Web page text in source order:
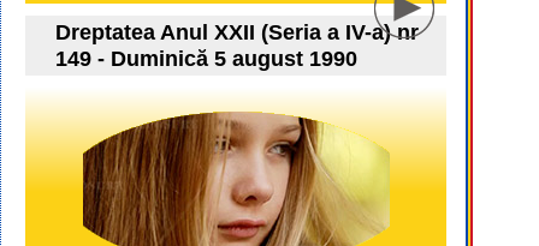
Dreptatea Anul XXII (Seria a IV-a) nr
149 - Duminică 5 august 1990